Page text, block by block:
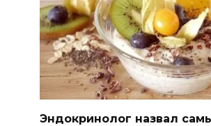
Эндокринолог назвал